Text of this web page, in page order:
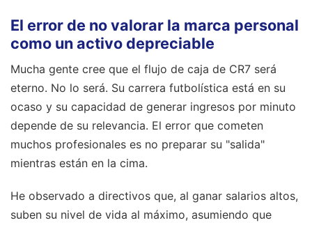
El error de no valorar la marca personal
como un activo depreciable
Mucha gente cree que el flujo de caja de CR7 será
eterno. No lo será. Su carrera futbolística está en su
ocaso y su capacidad de generar ingresos por minuto
depende de su relevancia. El error que cometen
muchos profesionales es no preparar su "salida"
mientras están en la cima.
He observado a directivos que, al ganar salarios altos,
suben su nivel de vida al máximo, asumiendo que